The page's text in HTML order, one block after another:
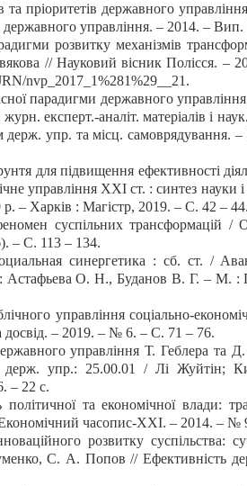
пріоритетів державного
управління. – 2014. –
розвитку механізмів
// Науковий вісник Полісся.
nvp_2017_1%281%29__21.
парадигми державного
експерт.-аналіт. матеріалів і
держ. упр. та місц.
для підвищення ефективності
управління ХХІ ст. : синтез науки
р. – Харків : Магістр, 2019. – С. 42 – 44.
суспільних трансформацій
– С. 113 – 134.
синергетика : сб. ст. /
Астафьева О. Н., Буданов В. Г. – М. :
управління соціально-
досвід. – 2019. – № 6. – С. 71 – 76.
управління Т. Геблера та Д.
упр.: 25.00.01 / Лі Жуйтін;
– 22 с.
та економічної влади:
часопис-ХХІ. – 2014. – №
розвитку суспільства:
С. А. Попов // Ефективність